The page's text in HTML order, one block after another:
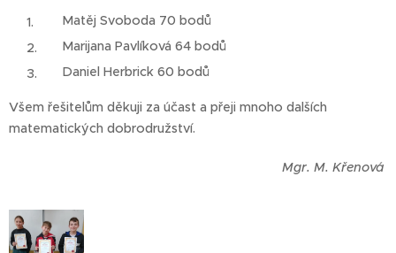
Matěj Svoboda 70 bodů
Marijana Pavlíková 64 bodů
Daniel Herbrick 60 bodů
Všem řešitelům děkuji za účast a přeji mnoho dalších
matematických dobrodružství.
Mgr. M. Křenová